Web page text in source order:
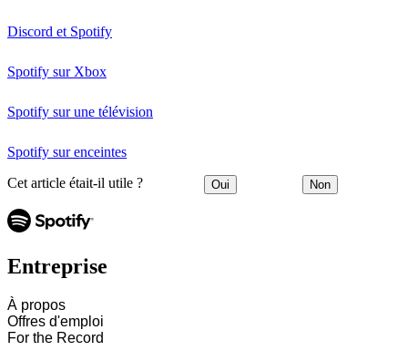
Discord et Spotify
Spotify sur Xbox
Spotify sur une télévision
Spotify sur enceintes
Cet article était-il utile ? Oui Non
Entreprise
À propos
Offres d'emploi
For the Record